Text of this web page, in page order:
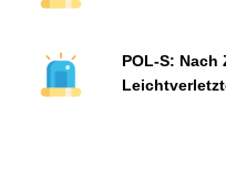
POL-S: Nach